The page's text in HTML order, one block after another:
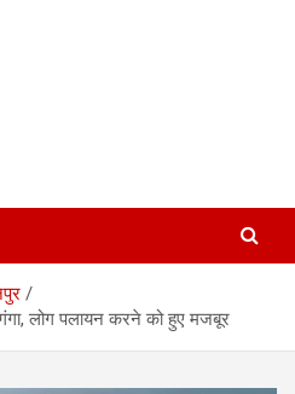
लोग पलायन करने को हुए मजबूर